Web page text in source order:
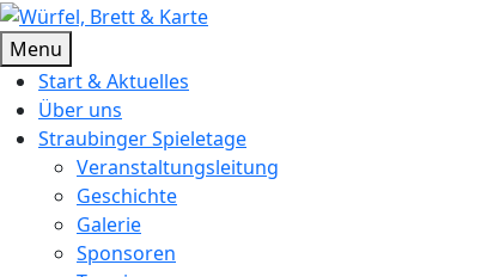
Skip
to
content
Würfel, Brett & Karte
Brettspielverein & Veranstalter Straubinger Spieletage
Menu
Start & Aktuelles
Über uns
Straubinger Spieletage
Veranstaltungsleitung
Geschichte
Galerie
Sponsoren